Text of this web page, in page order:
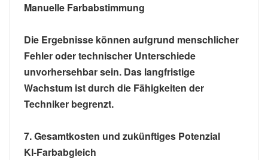
Manuelle Farbabstimmung
Die Ergebnisse können aufgrund menschlicher
Fehler oder technischer Unterschiede
unvorhersehbar sein. Das langfristige
Wachstum ist durch die Fähigkeiten der
Techniker begrenzt.
7. Gesamtkosten und zukünftiges Potenzial
KI-Farbabgleich